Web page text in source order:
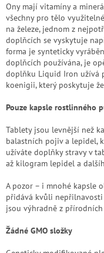
Ony mají vitamíny a
všechny pro tělo
na železe, jednom z
doplňcích se vyskytuje
forma je synteticky
doplňcích používána, je
doplňku Liquid Iron užívá
koenigii, který poskytuje
Pouze kapsle rostlinného
Tablety jsou levnější než
balastních pojiv a lepidel,
užíváte doplňky stravy v
až kilogram lepidel a
A pozor – i mnohé kapsle
přidává kvůli
jsou výhradně z přírodních
Žádné GMO složky